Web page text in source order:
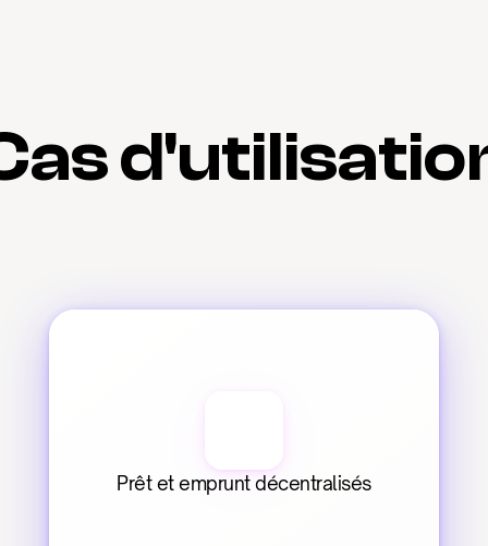
Prêt et emprunt décentralisés